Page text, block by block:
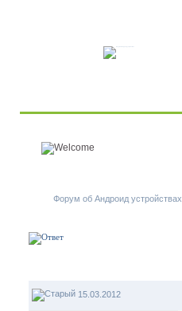
Форум об Андроид устройствах
15.03.2012